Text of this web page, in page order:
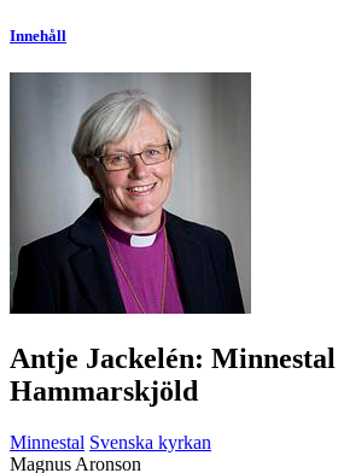
Innehåll
Antje Jackelén:
Hammarskjöld
Minnestal Svenska kyrkan
Magnus Aronson